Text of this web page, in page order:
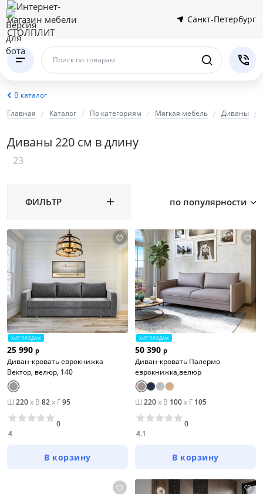
Санкт-Петербург
Поиск по товарам
В каталог
Главная
Каталог По категориям Мягкая мебель Диваны
Диваны 220 см в длину
23
ФИЛЬТР по популярности
ХИТ ПРОДАЖ
25 990 р
Диван-кровать еврокнижка
Вектор, велюр, 140
Ш 220x В 82x Г95
4
0
В корзину
ХИТ ПРОДАЖ
50 390 р
Диван-кровать Палермо
еврокнижка,велюр
Ш 220x В 100x Г 105
4.1
0
В корзину